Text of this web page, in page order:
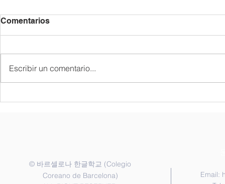
2026/27년 등록 안내 /
Matrícula para el Curso
내해 드립니다. 새 학기 등록 시에
는 담당 교사가 배정한 반으로 신
6월 공지
일 행정교사에게
Comentarios
Escribir un comentario...
© 바르셀로나 한글학교 (Colegio
Coreano de Barcelona)
Email: